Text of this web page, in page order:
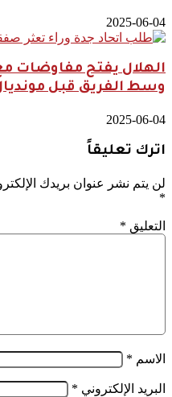
2025-06-04
الهلال يفتح مفاوضات
وسط الفريق قبل مونديال
2025-06-04
اترك تعليقاً
لن يتم نشر عنوان بريدك
*
التعليق *
الاسم *
البريد الإلكتروني *